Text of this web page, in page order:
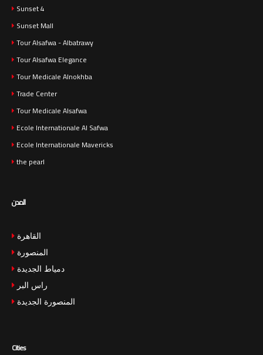
Sunset 4
Sunset Mall
Tour Alsafwa - Albatrawy
Tour Alsafwa Elegance
Tour Medicale Alnokhba
Trade Center
Tour Medicale Alsafwa
Ecole Internationale Al Safwa
Ecole Internationale Mavericks
the pearl
المدن
القاهرة
المنصورة
دمياط الجديدة
راس البر
المنصورة الجديدة
Cities